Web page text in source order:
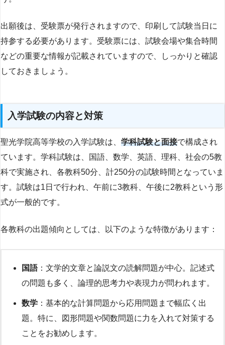
出願後は、受験票が発行されますので、印刷して試験当日に
持参する必要があります。受験票には、試験会場や集合時間
などの重要な情報が記載されていますので、しっかりと確認
しておきましょう。
入学試験の内容と対策
聖光学院高等学校の入学試験は、 学科試験と面接で構成され
ています。学科試験は、国語、数学、英語、理科、社会の5教
科で実施され、各教科50分、計250分の試験時間となっていま
す。試験は1日で行われ、午前に3教科、午後に2教科という形
式が一般的です。
各教科の出題傾向としては、以下のような特徴があります：
国語：文学的文章と論説文の読解問題が中心。記述式
の問題も多く、論理的思考力や表現力が問われます。
数学 ：基本的な計算問題から応用問題まで幅広く出
題。特に、図形問題や関数問題に力を入れて対策する
ことをお勧めします。